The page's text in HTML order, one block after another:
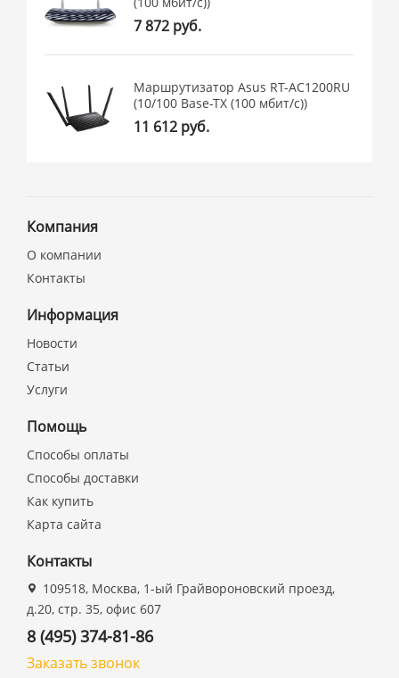
7 872 руб.
Маршрутизатор Asus RT-AC1200RU
(10/100 Base-TX (100 мбит/с))
11 612 руб.
Компания
О компании
Контакты
Информация
Новости
Статьи
Услуги
Помощь
Способы оплаты
Способы доставки
Как купить
Карта сайта
Контакты
109518, Москва, 1-ый Грайвороновский проезд,
д.20, стр. 35, офис 607
8 (495) 374-81-86
Заказать звонок